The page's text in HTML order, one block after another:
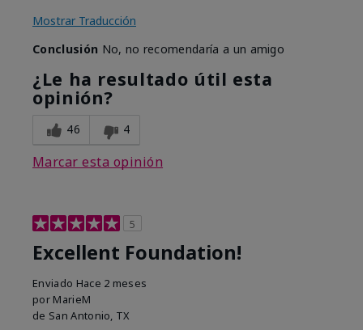
Mostrar Traducción
Conclusión No, no recomendaría a un amigo
¿Le ha resultado útil esta
opinión?
46 4
Marcar esta opinión
5
Excellent Foundation!
Enviado Hace 2 meses
por MarieM
de San Antonio, TX